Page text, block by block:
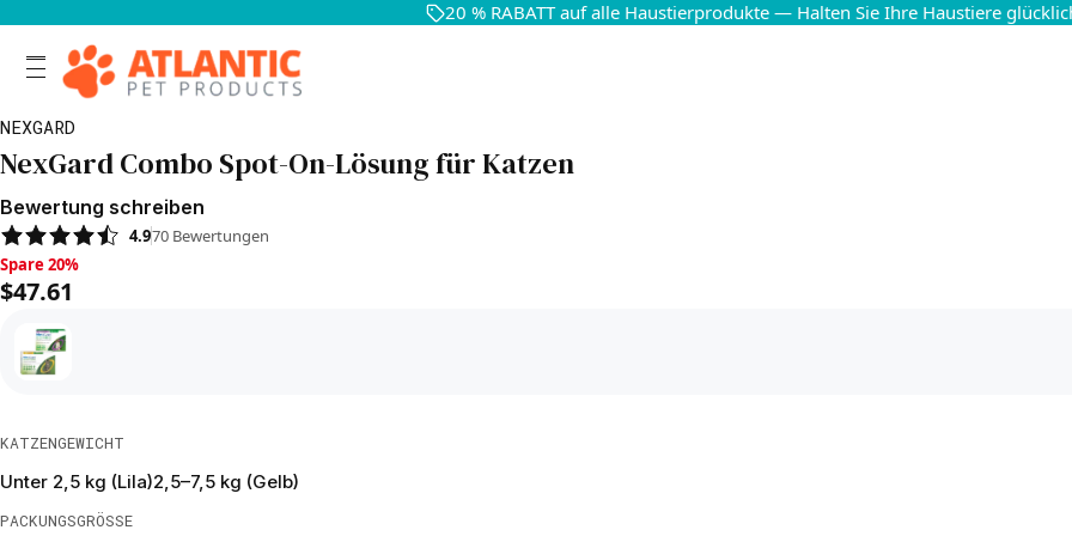
20 % RABATT auf alle Haustierprodukte — Halten Sie Ihre Haustiere
NEXGARD
NexGard Combo Spot-On-Lösung für Katzen
Bewertung schreiben
4.970 Bewertungen
Spare 20%, $47.61
Spare 20%
$47.61
KATZENGEWICHT
Unter 2,5 kg (Lila)2,5–7,5 kg (Gelb)
PACKUNGSGRÖSSE